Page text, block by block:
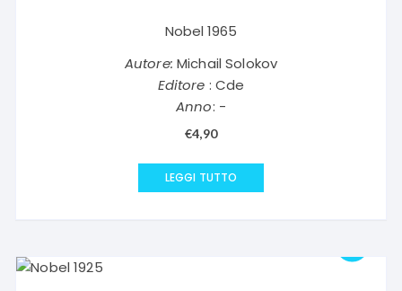
Nobel 1965
Autore: Michail Solokov
Editore : Cde
Anno: -
€4,90
LEGGI TUTTO